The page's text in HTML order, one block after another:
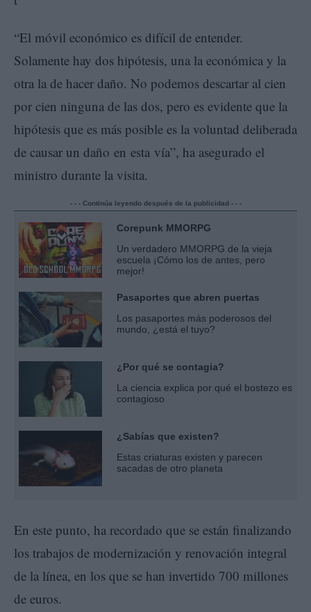
“El móvil económico es difícil de entender.
Solamente hay dos hipótesis, una la económica y la
otra la de hacer daño. No podemos descartar al cien
por cien ninguna de las dos, pero es evidente que la
hipótesis que es más posible es la voluntad deliberada
de causar un daño en esta vía”, ha asegurado el
ministro durante la visita.
- - - Continúa leyendo después de la publicidad - - -
Corepunk MMORPG
Un verdadero MMORPG de la vieja
escuela ¡Cómo los de antes, pero
mejor!
Pasaportes que abren puertas
Los pasaportes más poderosos del
mundo, ¿está el tuyo?
¿Por qué se contagia?
La ciencia explica por qué el bostezo es
contagioso
¿Sabías que existen?
Estas criaturas existen y parecen
sacadas de otro planeta
En este punto, ha recordado que se están finalizando
los trabajos de modernización y renovación integral
de la línea, en los que se han invertido 700 millones
de euros.